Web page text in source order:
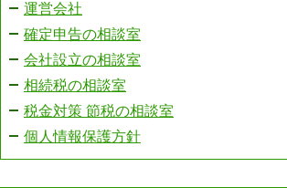
運営会社
確定申告の相談室
会社設立の相談室
相続税の相談室
税金対策 節税の相談室
個人情報保護方針